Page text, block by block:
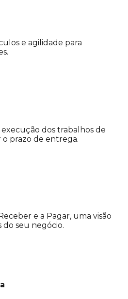
e agilidade para
dos trabalhos de
prazo de entrega.
e a Pagar, uma visão
seu negócio.